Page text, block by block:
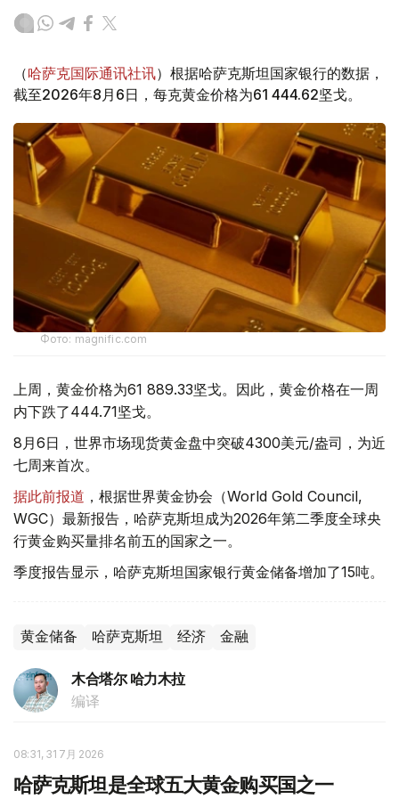
（哈萨克国际通讯社讯）根据哈萨克斯坦国家银行的数据，
截至2026年8月6日，每克黄金价格为61 444.62坚戈。
Фото: magnific.com
上周，黄金价格为61 889.33坚戈。因此，黄金价格在一周
内下跌了444.71坚戈。
8月6日，世界市场现货黄金盘中突破4300美元/盎司，为近
七周来首次。
据此前报道 ，根据世界黄金协会（World Gold Council,
WGC）最新报告，哈萨克斯坦成为2026年第二季度全球央
行黄金购买量排名前五的国家之一。
季度报告显示，哈萨克斯坦国家银行黄金储备增加了15吨。
黄金储备 哈萨克斯坦 经济 金融
木合塔尔 哈力木拉
编译
08:31, 31 7月 2026
哈萨克斯坦是全球五大黄金购买国之一